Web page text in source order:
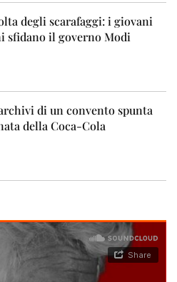
degli scarafaggi: i giovani
sfidano il governo Modi
di un convento spunta
della Coca-Cola